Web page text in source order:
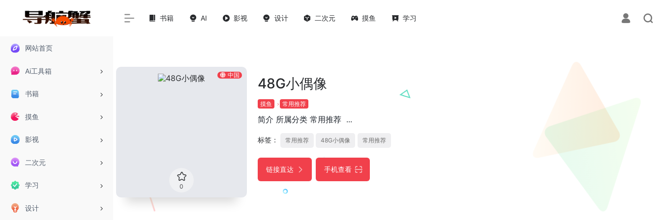
网站首页
Ai工具箱
书籍
摸鱼
影视
二次元
学习
设计
书籍 AI 影视 设计 二次元 摸鱼 学习
中国
0
48G小偶像
摸鱼 常用推荐
简介 所属分类 常用推荐 ...
标签： 常用推荐 48G小偶像 常用推荐
链接直达 手机查看